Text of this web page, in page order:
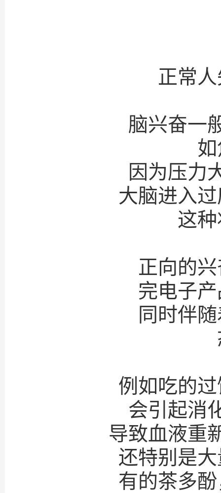
正常
脑兴奋一
因为压力
大脑进入
这
正向的
完电子
同时伴
例如吃的
会引起消
导致血液重
还特别是
有的茶多